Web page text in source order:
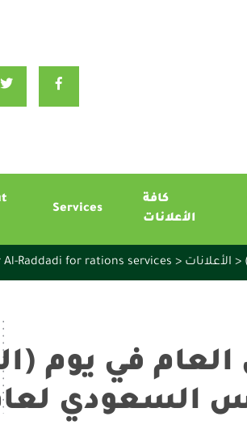
Services
كافة
الأعلانات
Raddadi for rations services > الأعلانات >